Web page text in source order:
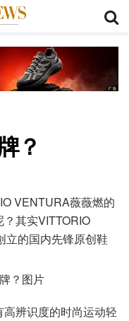
？
VENTURA薇薇燃的
其实VITTORIO
立的国内先锋原创鞋
辨识度的时尚运动轻